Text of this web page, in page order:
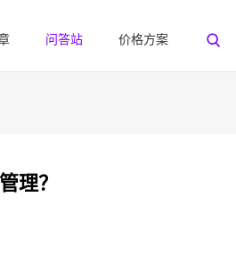
问答站 价格方案
理？